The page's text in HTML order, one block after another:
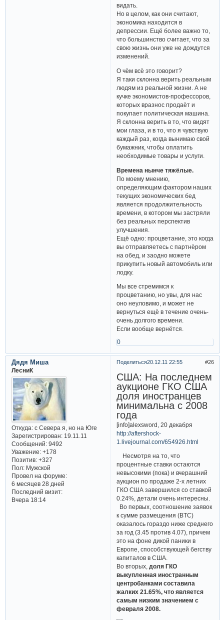
видать.
Но в целом, как они считают,
экономика находится в
депрессии. Ещё более важно то,
что большинство считает, что за
свою жизнь они уже не дождутся
изменений.
О чём всё это говорит?
Я таки склонна верить реальным
людям из реальной жизни. А не
кучке экономистов-профессоров,
которых вразнос продаёт и
покупает политическая машина.
Я склонна верить в то, что видят
мои глаза, и в то, что я чувствую
каждый раз, когда вынимаю свой
бумажник, чтобы оплатить
необходимые товары и услуги.
Времена нынче тяжёлые.
По моему мнению,
определяющим фактором наших
текущих экономических бед
является продолжительность
времени, в котором мы застряли
без реальных перспектив
улучшения.
Ещё одно: процветание, это когда
вы отправляетесь с партнёром
на обед, и заодно можете
прикупить новый автомобиль или
лодку.
Мы все стремимся к
процветанию, но увы, для нас
оно неуловимо, и может не
вернуться ещё в течение очень-
очень долгого времени.
Если вообще вернётся.
0
Поделиться 26
20.12.11 22:55
Дядя Миша
ЛесниК
Откуда:с Севера я, но на Юге
Зарегистрирован: 19.11.11
Сообщений:9492
Уважение: +178
Позитив: +327
Пол:Мужской
Провел на форуме:
6 месяцев 28 дней
Последний визит:
Вчера 18:14
США: На последнем
аукционе ГКО США
доля иностранцев
минимальна с 2008
года
[info]alexsword, 20 декабря
http://aftershock-
1.livejournal.com/654926.html
Несмотря на то, что
процентные ставки остаются
невысокими (пока) и вчерашний
аукцион по продаже 2-х летних
ГКО США завершился со ставкой
0.24%, детали очень интересны.
Во первых, соотношение заявок
к сумме размещения (BTC)
оказалось гораздо ниже среднего
за год (3.45 против 4.07), причем
это на фоне дикой паники в
Европе, способствующей бегству
капиталов в США.
Во вторых,доля ГКО
выкупленная иностранным
центробанками составила
жалких 21.65%, что является
самым низким значением с
февраля 2008.